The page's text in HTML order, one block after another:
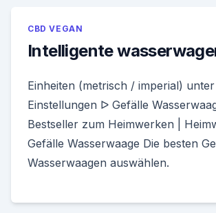
CBD VEGAN
Intelligente
Einheiten (metrisch / imperial) unter
Einstellungen ᐅ Gefälle
Bestseller zum Heimwerken |
Gefälle Wasserwaage Die besten
Wasserwaagen auswählen.